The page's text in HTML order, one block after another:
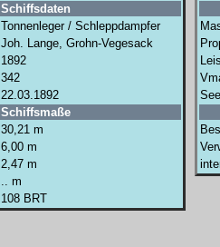
Schiffsdaten
Tonnenleger / Schleppdampfer
Joh. Lange, Grohn-Vegesack
1892
342
22.03.1892
Schiffsmaße
30,21 m
6,00 m
2,47 m
.. m
108 BRT